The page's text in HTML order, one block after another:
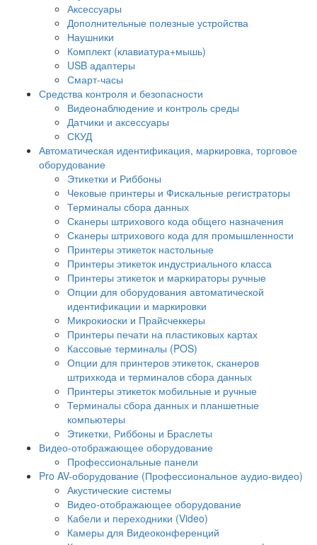
Аксессуары
Дополнительные полезные устройства
Наушники
Комплект (клавиатура+мышь)
USB адаптеры
Смарт-часы
Средства контроля и безопасности
Видеонаблюдение и контроль среды
Датчики и аксессуары
СКУД
Автоматическая идентификация, маркировка, торговое
оборудование
Этикетки и Риббоны
Чековые принтеры и Фискальные регистраторы
Терминалы сбора данных
Сканеры штрихового кода общего назначения
Сканеры штрихового кода для промышленности
Принтеры этикеток настольные
Принтеры этикеток индустриального класса
Принтеры этикеток и маркираторы ручные
Опции для оборудования автоматической
идентификации и маркировки
Микрокиоски и Прайсчеккеры
Принтеры печати на пластиковых картах
Кассовые терминалы (POS)
Опции для принтеров этикеток, сканеров
штрихкода и терминалов сбора данных
Принтеры этикеток мобильные и ручные
Терминалы сбора данных и планшетные
компьютеры
Этикетки, Риббоны и Браслеты
Видео-отображающее оборудование
Профессиональные панели
Pro AV-оборудование (Профессиональное аудио-видео)
Акустические системы
Видео-отображающее оборудование
Кабели и переходники (Video)
Камеры для Видеоконференций